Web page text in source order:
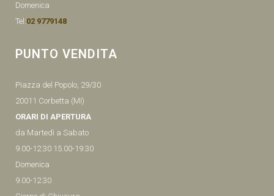
Domenica
Tel:02 9779148
PUNTO VENDITA
Piazza del Popolo, 29/30
20011 Corbetta (MI)
ORARI DI APERTURA
da Martedì a Sabato
9.00-12.30 15.00-19.30
Domenica
9.00-12.30